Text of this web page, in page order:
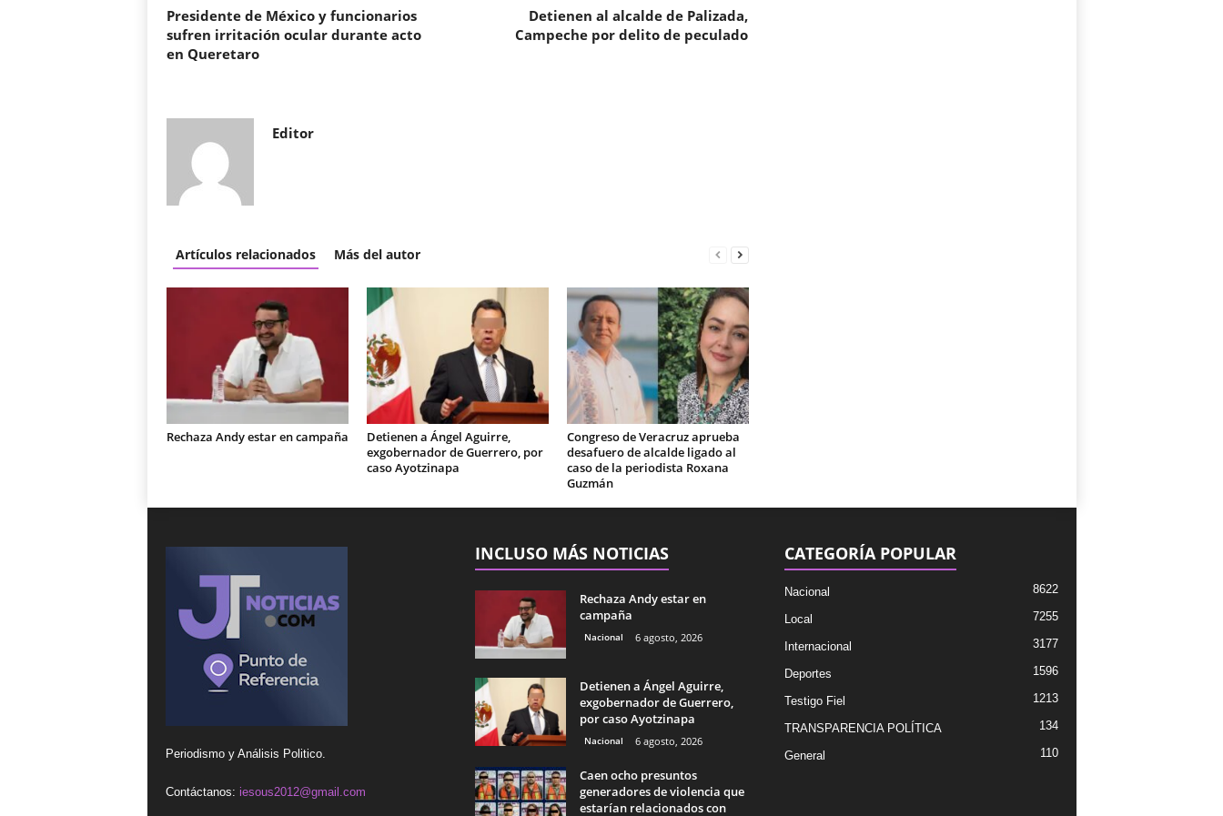
Presidente de México y funcionarios
sufren irritación ocular durante acto
en Queretaro
Detienen al alcalde de Palizada,
Campeche por delito de peculado
Editor
Artículos relacionados Más del autor
Rechaza Andy estar en campaña
Detienen a Ángel Aguirre,
exgobernador de Guerrero, por
caso Ayotzinapa
Congreso de Veracruz aprueba
desafuero de alcalde ligado al
caso de la periodista Roxana
Guzmán
Periodismo y Análisis Politico.
Contáctanos: iesous2012@gmail.com
INCLUSO MÁS NOTICIAS
Rechaza Andy estar en
campaña
Nacional 6 agosto, 2026
Detienen a Ángel Aguirre,
exgobernador de Guerrero,
por caso Ayotzinapa
Nacional 6 agosto, 2026
Caen ocho presuntos
generadores de violencia que
estarían relacionados con
CATEGORÍA POPULAR
Nacional 8622
Local 7255
Internacional 3177
Deportes 1596
Testigo Fiel 1213
TRANSPARENCIA POLÍTICA 134
General 110